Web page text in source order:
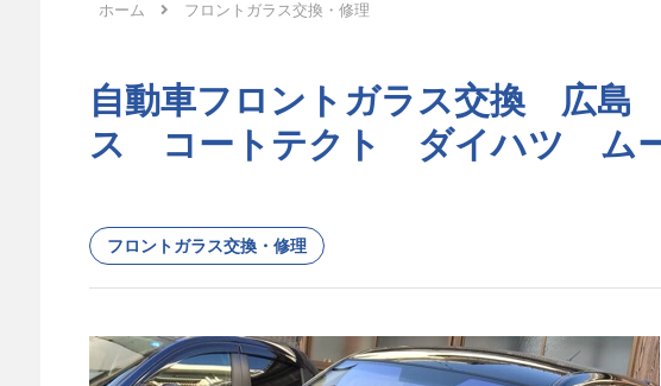
ホーム フロントガラス交換・修理
自動車フロントガラス交換 広島
ス コートテクト ダイハツ ム
フロントガラス交換・修理